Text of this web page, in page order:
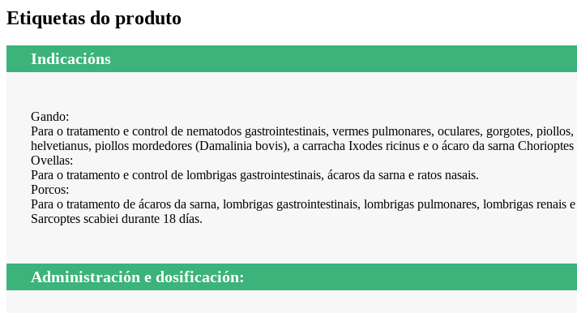
Etiquetas do produto
Indicacións
Gando:
Para o tratamento e control de nematodos gastrointestinais, vermes pulmonares, oculares, gorgotes,
helvetianus, piollos mordedores (Damalinia bovis), a carracha Ixodes ricinus e o ácaro da sarna Chorioptes
Ovellas:
Para o tratamento e control de lombrigas gastrointestinais, ácaros da sarna e ratos nasais.
Porcos:
Para o tratamento de ácaros da sarna, lombrigas gastrointestinais, lombrigas pulmonares, lombrigas
Sarcoptes scabiei durante 18 días.
Administración e dosificación: